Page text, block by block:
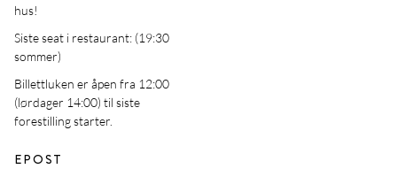
hus!
Siste seat i restaurant: (19:30
sommer)
Billettluken er åpen fra 12:00
(lørdager 14:00) til siste
forestilling starter.
EPOST